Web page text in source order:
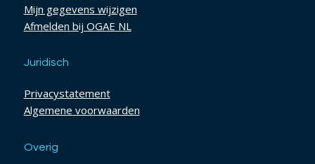
Mijn gegevens wijzigen
Afmelden bij OGAE NL
Juridisch
Privacystatement
Algemene voorwaarden
Overig